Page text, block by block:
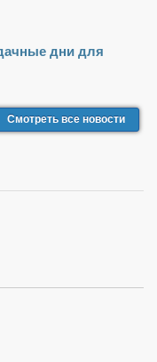
дни для
Смотреть все новости